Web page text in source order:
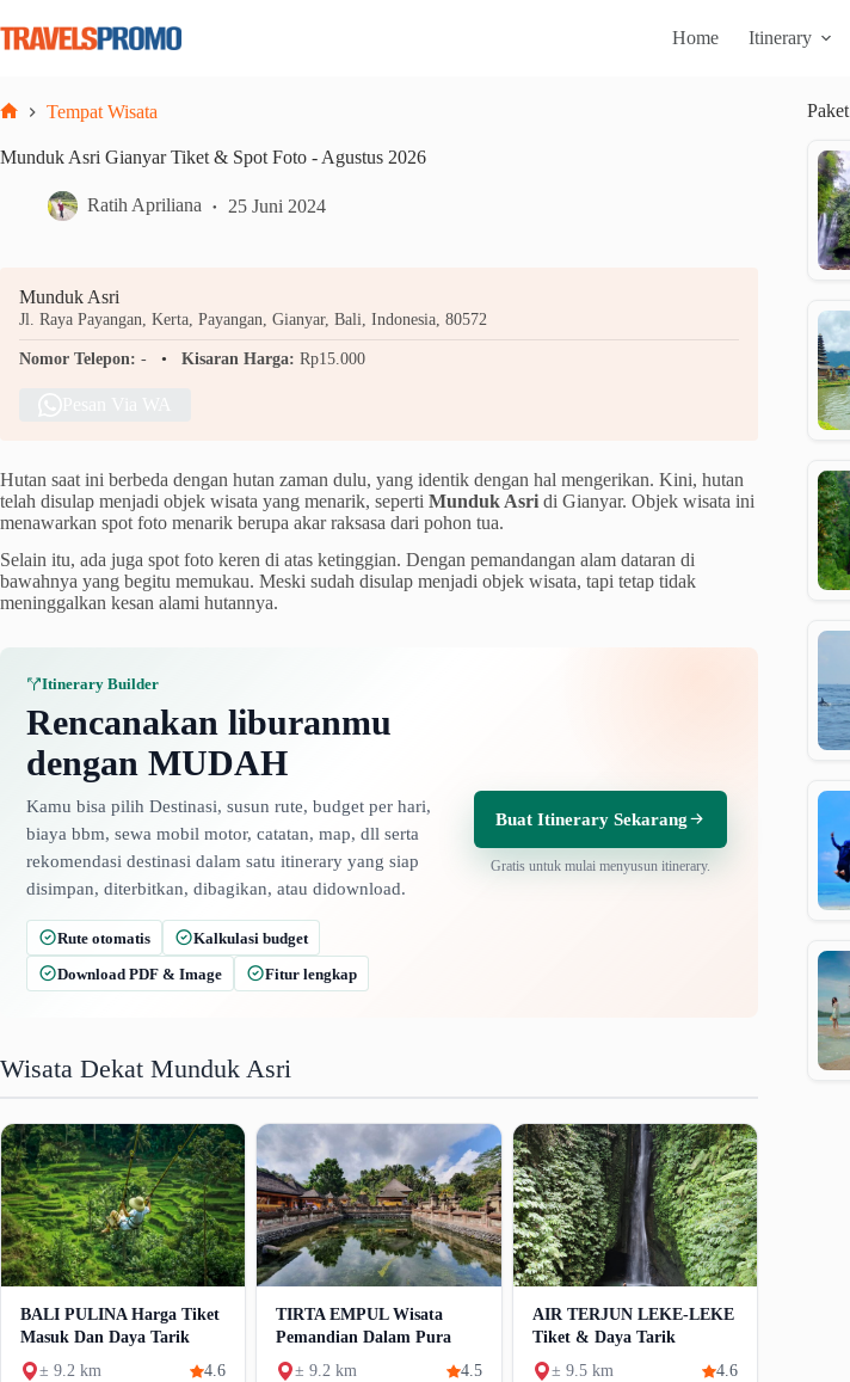
to
content
Home Itinerary
Tempat Wisata
Munduk Asri Gianyar Tiket & Spot Foto - Agustus 2026
Ratih Apriliana 25 Juni 2024
Munduk Asri
Jl. Raya Payangan, Kerta, Payangan, Gianyar, Bali, Indonesia, 80572
Nomor Telepon: - Kisaran Harga: Rp15.000
Hutan saat ini berbeda dengan hutan zaman dulu, yang identik dengan hal mengerikan. Kini, hutan
telah disulap menjadi objek wisata yang menarik, seperti Munduk Asri di Gianyar. Objek wisata ini
menawarkan spot foto menarik berupa akar raksasa dari pohon tua.
Selain itu, ada juga spot foto keren di atas ketinggian. Dengan pemandangan alam dataran di
bawahnya yang begitu memukau. Meski sudah disulap menjadi objek wisata, tapi tetap tidak
meninggalkan kesan alami hutannya.
Itinerary Builder
Rencanakan liburanmu
dengan MUDAH
Kamu bisa pilih Destinasi, susun rute, budget per hari,
biaya bbm, sewa mobil motor, catatan, map, dll serta
rekomendasi destinasi dalam satu itinerary yang siap
disimpan, diterbitkan, dibagikan, atau didownload.
Rute otomatis
Kalkulasi budget
Download PDF & Image
Fitur lengkap
Buat Itinerary Sekarang
Gratis untuk mulai menyusun itinerary.
Wisata Dekat Munduk Asri
BALI PULINA Harga Tiket
Masuk Dan Daya Tarik
± 9.2 km
4.6
TIRTA EMPUL Wisata
Pemandian Dalam Pura
± 9.2 km
4.5
AIR TERJUN LEKE-LEKE
Tiket & Daya Tarik
± 9.5 km
4.6
Paket